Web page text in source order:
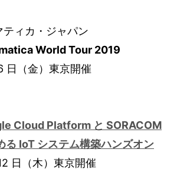
ティカ・ジャパン
World Tour 2019
日（金）東京開催
Cloud Platform と SORACOM
る IoT システム構築ハンズオン
日（木）東京開催